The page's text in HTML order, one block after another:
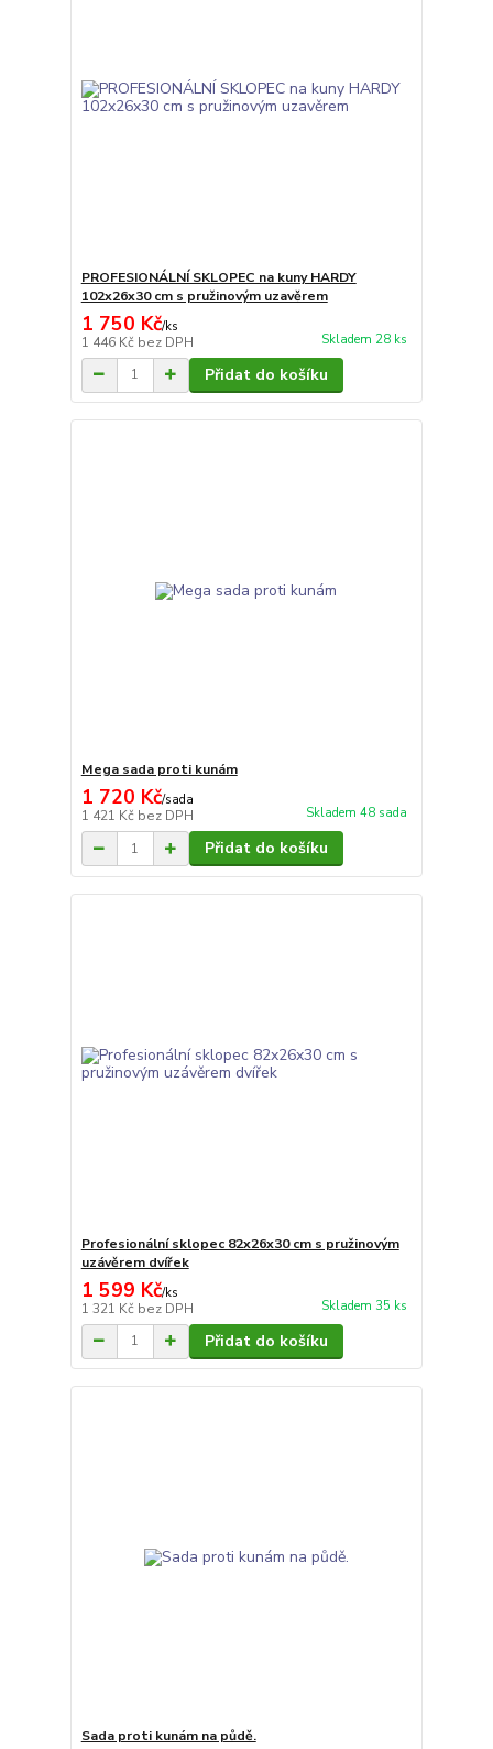
PROFESIONÁLNÍ SKLOPEC na kuny HARDY
102x26x30 cm s pružinovým uzavěrem
1 750 Kč/ks
1 446 Kč bez DPH Skladem 28 ks
Přidat do košíku
Mega sada proti kunám
1 720 Kč/sada
1 421 Kč bez DPH Skladem 48 sada
Přidat do košíku
Profesionální sklopec 82x26x30 cm s pružinovým
uzávěrem dvířek
1 599 Kč/ks
1 321 Kč bez DPH Skladem 35 ks
Přidat do košíku
Sada proti kunám na půdě.